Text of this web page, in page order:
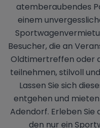
atemberaubendes
einem
Besucher, die an
Oldtimertreffen oder
teilnehmen, stilvoll
Lassen Sie sich
entgehen und mieten
Adendorf. Erleben Sie
den nur ein